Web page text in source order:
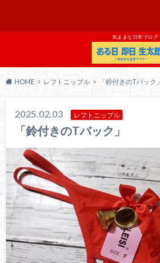
気ままな日常ブログ
HOME レフトニップル 「鈴付きのTバック」
2025.02.03 レフトニップル
「鈴付きのTバック」